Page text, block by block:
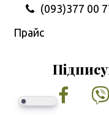
(093)377 00
Прайс